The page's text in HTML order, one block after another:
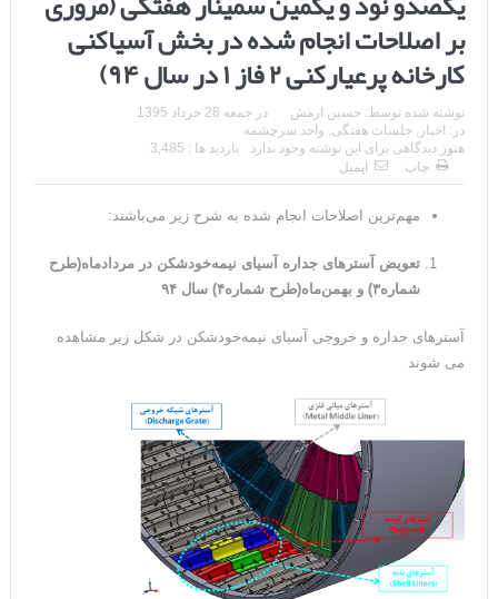
بر اصلاحات انجام شده در بخش آسیاکنی
کارخانه پرعیارکنی ۲ فاز ۱ در سال ۹۴)
نوشته شده توسط: حسین ارمش در جمعه 28 خرداد 1395
در: اخبار , جلسات هفتگی, واحد سرچشمه
هنوز دیدگاهی برای این نوشته وجود ندارد
بازدید ها : 3,485
چاپ
ایمیل
مهم‌ترین اصلاحات انجام شده به شرح زیر می‌باشند:
تعویض آسترهای جداره آسیای نیمه‌خودشکن در مردادماه(طرح
شماره۳) و بهمن‌ماه(طرح شماره۴) سال ۹۴
آسترهای جداره و خروجی آسیای نیمه‌خودشکن در شکل زیر مشاهده
می شوند